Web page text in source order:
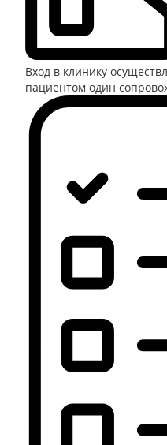
Вход в клинику
пациентом один